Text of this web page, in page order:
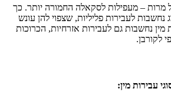
מרות – מעפילות לסקאלה החמורה יותר. כך
נחשבות לעבירות פליליות, שצפוי להן עונש
נחשבות גם לעבירות אזרחיות, הכרוכות
לקורבן.
עבירות מין: